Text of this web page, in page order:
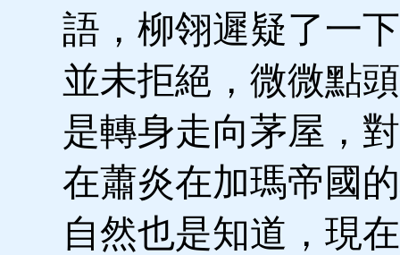
語，柳翎遲疑了一
並未拒絕，微微點
是轉身走向茅屋，
在蕭炎在加瑪帝國
自然也是知道，現